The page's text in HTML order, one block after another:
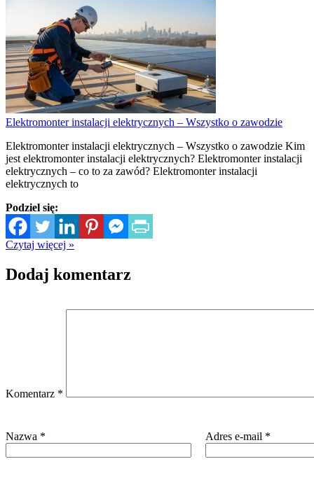
Elektromonter instalacji elektrycznych – Wszystko o zawodzie
Elektromonter instalacji elektrycznych – Wszystko o zawodzie Kim
jest elektromonter instalacji elektrycznych? Elektromonter instalacji
elektrycznych – co to za zawód? Elektromonter instalacji
elektrycznych to
Podziel się:
Czytaj więcej »
Dodaj komentarz
Komentarz *
Nazwa * Adres e-mail *